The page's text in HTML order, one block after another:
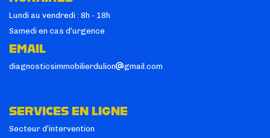
Lundi au vendredi : 8h - 18h
Samedi en cas d’urgence
EMAIL
diagnosticsimmobilierdulion gmail.com
SERVICES EN LIGNE
Secteur d’intervention